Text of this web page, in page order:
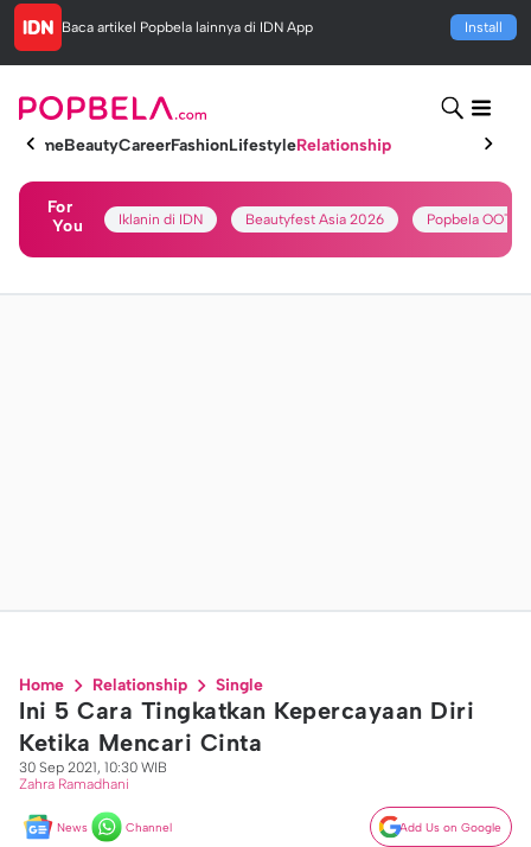
Baca artikel Popbela lainnya di IDN App Install
HomeBeautyCareerFashionLifestyleRelationship
For
You
Iklanin di IDN Beautyfest Asia 2026 Popbela OOTD
Home Relationship Single
Ini 5 Cara Tingkatkan Kepercayaan Diri
Ketika Mencari Cinta
30 Sep 2021, 10:30 WIB
Zahra Ramadhani
News Channel Add Us on Google